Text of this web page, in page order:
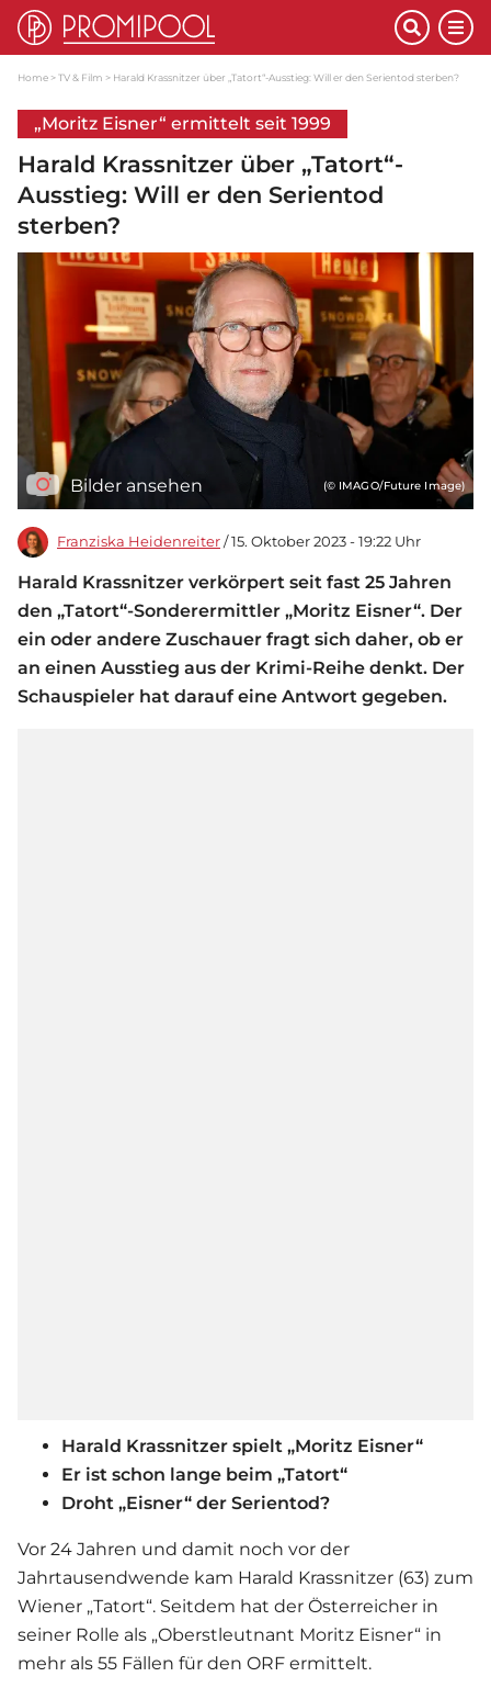
Home TV & Film Harald Krassnitzer über „Tatort“-Ausstieg: Will er den Serientod sterben?
„Moritz Eisner“ ermittelt seit 1999
Harald Krassnitzer über „Tatort“-
Ausstieg: Will er den Serientod
sterben?
Bilder ansehen (© IMAGO/Future Image)
Franziska Heidenreiter / 15. Oktober 2023 - 19:22 Uhr
Harald Krassnitzer verkörpert seit fast 25 Jahren
den „Tatort“-Sonderermittler „Moritz Eisner“. Der
ein oder andere Zuschauer fragt sich daher, ob er
an einen Ausstieg aus der Krimi-Reihe denkt. Der
Schauspieler hat darauf eine Antwort gegeben.
Harald Krassnitzer spielt „Moritz Eisner“
Er ist schon lange beim „Tatort“
Droht „Eisner“ der Serientod?
Vor 24 Jahren und damit noch vor der
Jahrtausendwende kam Harald Krassnitzer (63) zum
Wiener „Tatort“. Seitdem hat der Österreicher in
seiner Rolle als „Oberstleutnant Moritz Eisner“ in
mehr als 55 Fällen für den ORF ermittelt.